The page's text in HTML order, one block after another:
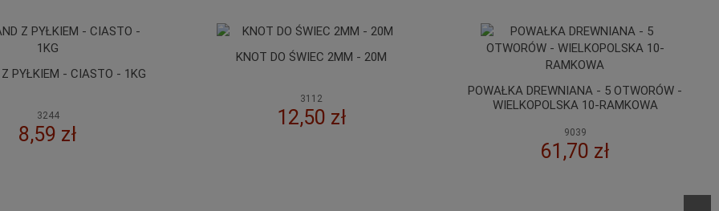
DO ŚWIEC 2MM - 20M
12,50 zł
WIELKOPOLSKA 10-RAMKOWA